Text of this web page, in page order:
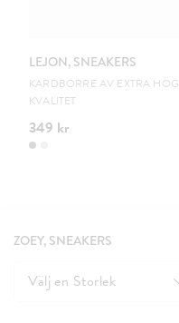
LEJON, SNEAKERS
KARDBORRE AV EXTRA HÖG
KVALITET
349 kr
ZOEY, SNEAKERS
Välj en Storlek